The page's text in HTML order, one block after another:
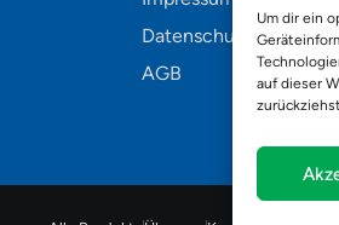
Um dir ein
auf dieser
Datenschutz
AGB